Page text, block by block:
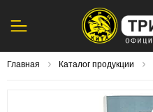
Главная Каталог продукции